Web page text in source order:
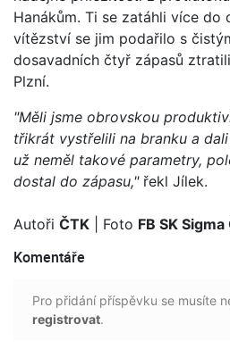
Hanákům. Ti se zatáhli více do
vítězství se jim podařilo s
dosavadních čtyř zápasů
Plzní.
"Měli jsme obrovskou
třikrát vystřelili na branku a
už neměl takové parametry,
dostal do zápasu,"řekl Jílek.
Autoři ČTK | Foto FB SK
Komentáře
Pro přidání příspěvku se musíte
registrovat.